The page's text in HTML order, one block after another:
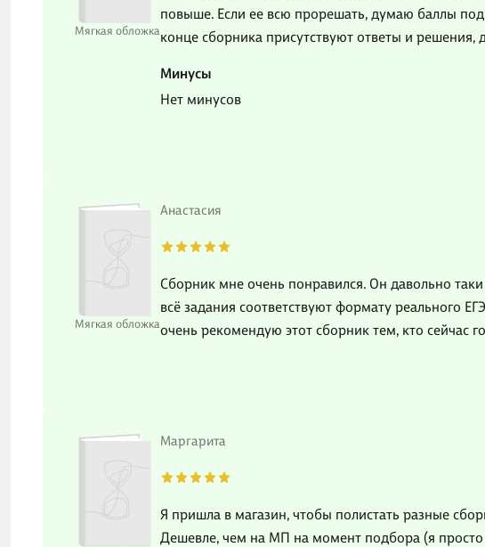
Мягкая обложка
повыше. Если ее всю прорешать, думаю баллы
конце сборника присутствуют ответы и
Минусы
Нет минусов
Мягкая обложка
Анастасия
Сборник мне очень понравился. Он давольно
всё задания соответствуют формату реального
очень рекомендую этот сборник тем, кто сейчас
Маргарита
Я пришла в магазин, чтобы полистать разные
Дешевле, чем на МП на момент подбора (я просто